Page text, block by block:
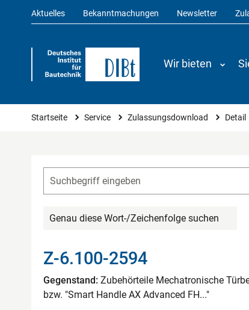
Aktuelles Bekanntmachungen Newsletter
Wir bieten
Sie sind hier
Startseite Service Zulassungsdownload Detail
Genau diese Wort-/Zeichenfolge suchen
Z-6.100-2594
Gegenstand: Zubehörteile Mechatronische
bzw. "Smart Handle AX Advanced FH..."